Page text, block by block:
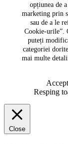
opțiunea de
marketing prin
sau de a le
Cookie-urile”.
puteți
categoriei
mai multe
Resping
Close